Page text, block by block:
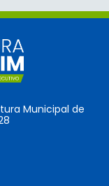
Municipal de